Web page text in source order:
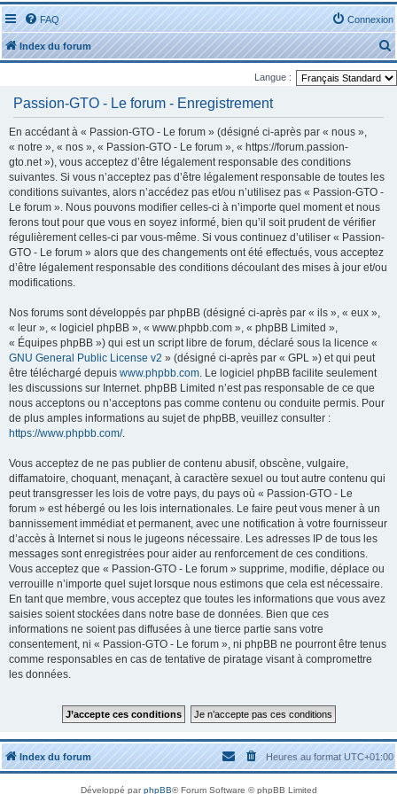
FAQ Connexion
Index du forum
e
c
Langue :
Passion-GTO - Le forum - Enregistrement
En accédant à « Passion-GTO - Le forum » (désigné ci-après par « nous »,
« notre », « nos », « Passion-GTO - Le forum », « https://forum.passion-
gto.net »), vous acceptez d’être légalement responsable des conditions
suivantes. Si vous n’acceptez pas d’être légalement responsable de toutes les
conditions suivantes, alors n’accédez pas et/ou n’utilisez pas « Passion-GTO -
Le forum ». Nous pouvons modifier celles-ci à n’importe quel moment et nous
ferons tout pour que vous en soyez informé, bien qu’il soit prudent de vérifier
régulièrement celles-ci par vous-même. Si vous continuez d’utiliser « Passion-
GTO - Le forum » alors que des changements ont été effectués, vous acceptez
d’être légalement responsable des conditions découlant des mises à jour et/ou
modifications.
Nos forums sont développés par phpBB (désigné ci-après par « ils », « eux »,
« leur », « logiciel phpBB », « www.phpbb.com », « phpBB Limited »,
« Équipes phpBB ») qui est un script libre de forum, déclaré sous la licence «
GNU General Public License v2 » (désigné ci-après par « GPL ») et qui peut
être téléchargé depuis www.phpbb.com. Le logiciel phpBB facilite seulement
les discussions sur Internet. phpBB Limited n’est pas responsable de ce que
nous acceptons ou n’acceptons pas comme contenu ou conduite permis. Pour
de plus amples informations au sujet de phpBB, veuillez consulter :
https://www.phpbb.com/.
Vous acceptez de ne pas publier de contenu abusif, obscène, vulgaire,
diffamatoire, choquant, menaçant, à caractère sexuel ou tout autre contenu qui
peut transgresser les lois de votre pays, du pays où « Passion-GTO - Le
forum » est hébergé ou les lois internationales. Le faire peut vous mener à un
bannissement immédiat et permanent, avec une notification à votre fournisseur
d’accès à Internet si nous le jugeons nécessaire. Les adresses IP de tous les
messages sont enregistrées pour aider au renforcement de ces conditions.
Vous acceptez que « Passion-GTO - Le forum » supprime, modifie, déplace ou
verrouille n’importe quel sujet lorsque nous estimons que cela est nécessaire.
En tant que membre, vous acceptez que toutes les informations que vous avez
saisies soient stockées dans notre base de données. Bien que ces
informations ne soient pas diffusées à une tierce partie sans votre
consentement, ni « Passion-GTO - Le forum », ni phpBB ne pourront être tenus
comme responsables en cas de tentative de piratage visant à compromettre
les données.
Index du forum Heures au formatUTC+01:00
Développé parphpBB® Forum Software © phpBB Limited